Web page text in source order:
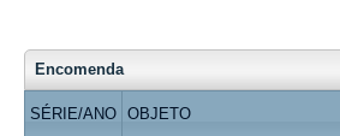
Encomenda
SÉRIE/ANO OBJETO